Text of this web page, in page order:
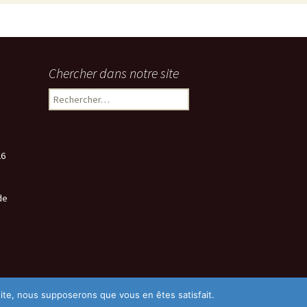
Chercher dans notre site
Rechercher :
nous supposerons que vous en êtes satisfait.